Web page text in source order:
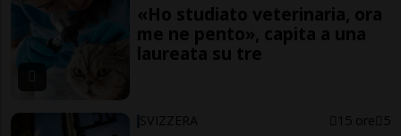
«Ho studiato veterinaria, ora
me ne pento», capita a una
laureata su tre
SVIZZERA 15 ore 5